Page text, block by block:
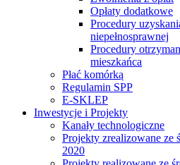
Opłaty dodatkowe
Procedury
niepełnosprawnej
Procedury
mieszkańca
Płać komórką
Regulamin SPP
E-SKLEP
Inwestycje i Projekty
Kanały technologiczne
Projekty zrealizowane ze
2020